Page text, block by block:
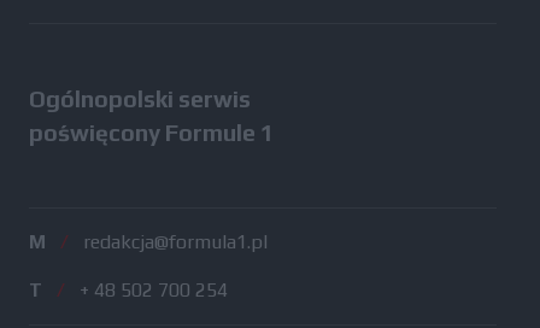
Ogólnopolski serwis
poświęcony Formule 1
M / redakcja@formula1.pl
T / + 48 502 700 254